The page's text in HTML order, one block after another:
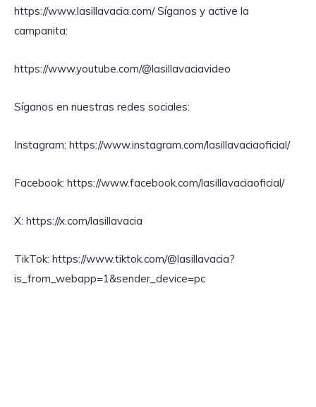
https://www.lasillavacia.com/ Síganos y active la
campanita:
https://www.youtube.com/@lasillavaciavideo
Síganos en nuestras redes sociales:
Instagram: https://www.instagram.com/lasillavaciaoficial/
Facebook: https://www.facebook.com/lasillavaciaoficial/
X: https://x.com/lasillavacia
TikTok: https://www.tiktok.com/@lasillavacia?
is_from_webapp=1&sender_device=pc